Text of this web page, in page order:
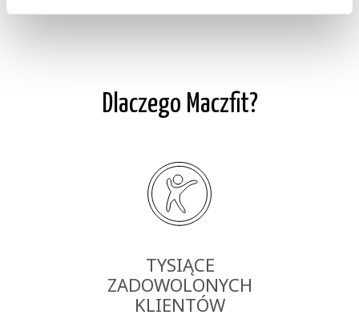
Dlaczego Maczfit?
TYSIĄCE
ZADOWOLONYCH
KLIENTÓW